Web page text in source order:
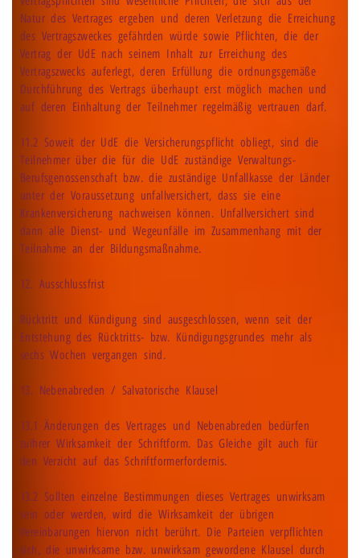
Natur des Vertrages ergeben und deren Verletzung die Erreichung
des Vertragszweckes gefährden würde sowie Pflichten, die der
Vertrag der UdE nach seinem Inhalt zur Erreichung des
Vertragszwecks auferlegt, deren Erfüllung die ordnungsgemäße
Durchführung des Vertrags überhaupt erst möglich machen und
auf deren Einhaltung der Teilnehmer regelmäßig vertrauen darf.
11.2 Soweit der UdE die Versicherungspflicht obliegt, sind die
Teilnehmer über die für die UdE zuständige Verwaltungs-
Berufsgenossenschaft bzw. die zuständige Unfallkasse der Länder
unter der Voraussetzung unfallversichert, dass sie eine
Krankenversicherung nachweisen können. Unfallversichert sind
dann alle Dienst- und Wegeunfälle im Zusammenhang mit der
Teilnahme an der Bildungsmaßnahme.
12. Ausschlussfrist
Rücktritt und Kündigung sind ausgeschlossen, wenn seit der
Entstehung des Rücktritts- bzw. Kündigungsgrundes mehr als
sechs Wochen vergangen sind.
13. Nebenabreden / Salvatorische Klausel
13.1 Änderungen des Vertrages und Nebenabreden bedürfen
zuihrer Wirksamkeit der Schriftform. Das Gleiche gilt auch für
den Verzicht auf das Schriftformerfordernis.
13.2 Sollten einzelne Bestimmungen dieses Vertrages unwirksam
sein oder werden, wird die Wirksamkeit der übrigen
Vereinbarungen hiervon nicht berührt. Die Parteien verpflichten
sich, die unwirksame bzw. unwirksam gewordene Klausel durch